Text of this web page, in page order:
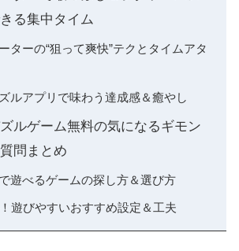
る集中タイム
ターの“狙って爽快”テクとタイムアタ
ルアプリで味わう達成感＆癒やし
ルゲーム無料の気になるギモン
問まとめ
遊べるゲームの探し方＆選び方
遊びやすいおすすめ設定＆工夫